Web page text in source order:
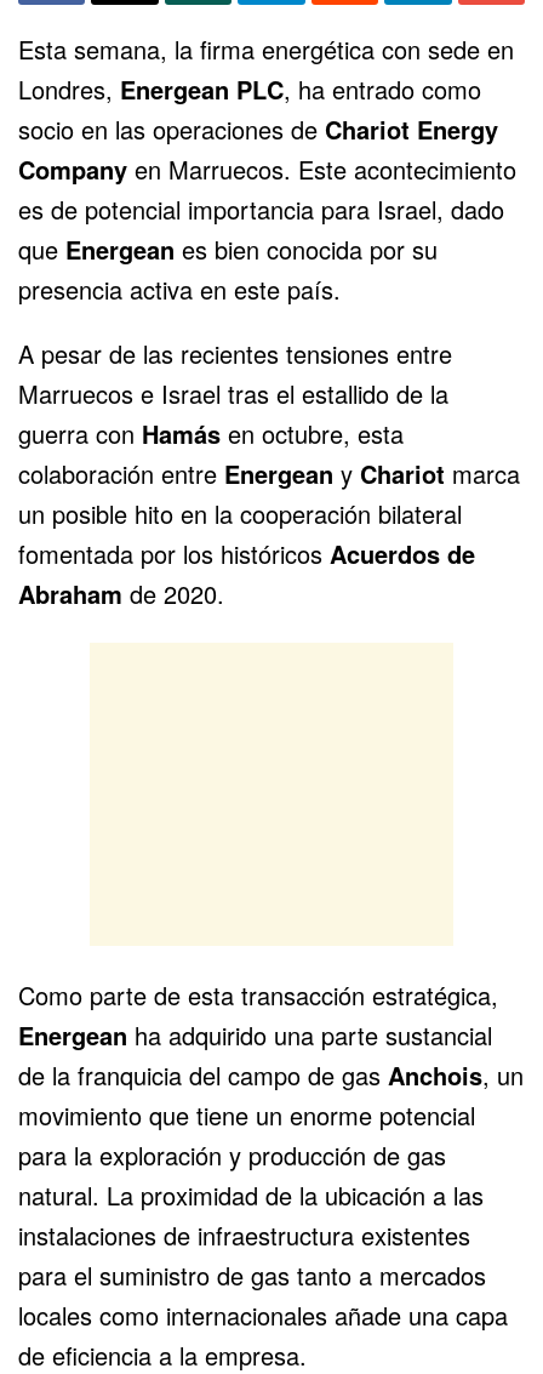
Esta semana, la firma energética con sede en
Londres, Energean PLC, ha entrado como
socio en las operaciones de Chariot Energy
Company en Marruecos. Este acontecimiento
es de potencial importancia para Israel, dado
que Energean es bien conocida por su
presencia activa en este país.
A pesar de las recientes tensiones entre
Marruecos e Israel tras el estallido de la
guerra con Hamás en octubre, esta
colaboración entre Energean y Chariot marca
un posible hito en la cooperación bilateral
fomentada por los históricos Acuerdos de
Abraham de 2020.
Como parte de esta transacción estratégica,
Energean ha adquirido una parte sustancial
de la franquicia del campo de gas Anchois, un
movimiento que tiene un enorme potencial
para la exploración y producción de gas
natural. La proximidad de la ubicación a las
instalaciones de infraestructura existentes
para el suministro de gas tanto a mercados
locales como internacionales añade una capa
de eficiencia a la empresa.